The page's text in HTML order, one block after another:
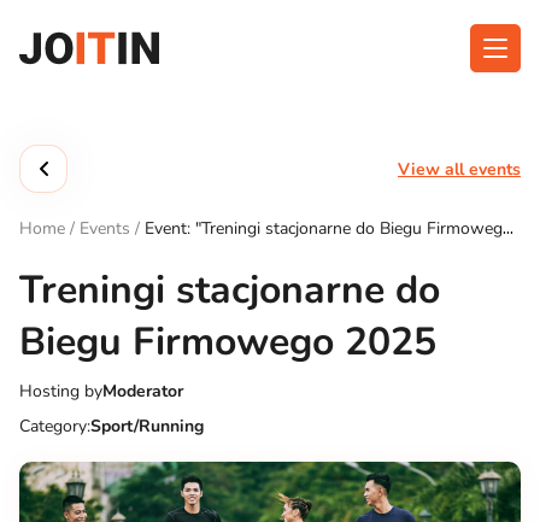
content
Get the App:
View all events
Home / Events / Event: "Treningi stacjonarne do Biegu Firmowego
Treningi stacjonarne do
Biegu Firmowego 2025
Hosting byModerator
Category:Sport/Running